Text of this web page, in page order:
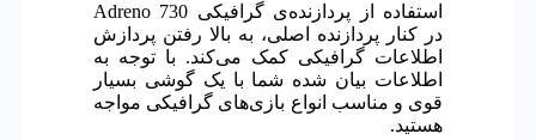
استفاده از پردازنده‌ی گرافیکی Adreno 730
در کنار پردازنده اصلی، به بالا رفتن پردازش
اطلاعات گرافیکی کمک می‌کند. با توجه به
اطلاعات بیان شده شما با یک گوشی بسیار
قوی و مناسب انواع بازی‌های گرافیکی مواجه
هستید.